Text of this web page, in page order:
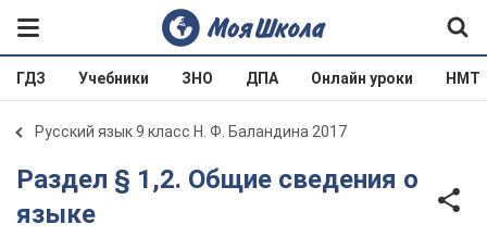
ГДЗ Учебники ЗНО ДПА Онлайн уроки НМТ
Русский язык 9 класс Н. Ф. Баландина 2017
Раздел § 1,2. Общие сведения о
языке